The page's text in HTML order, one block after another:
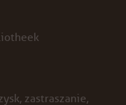
zastraszanie,